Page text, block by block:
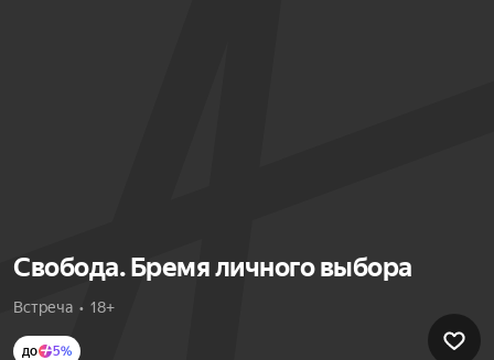
Свобода. Бремя личного выбора
Встреча  •  18+
до 5%